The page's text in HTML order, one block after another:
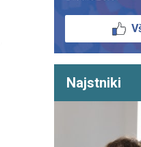
Najstniki